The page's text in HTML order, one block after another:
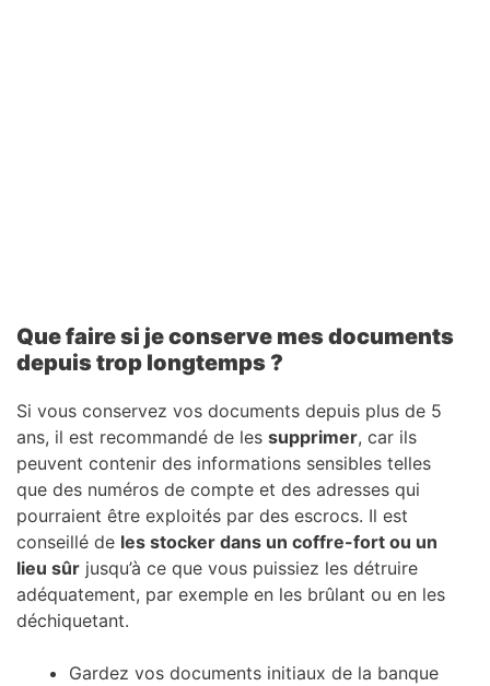
Que faire si je conserve mes documents
depuis trop longtemps ?
Si vous conservez vos documents depuis plus de 5
ans, il est recommandé de les supprimer, car ils
peuvent contenir des informations sensibles telles
que des numéros de compte et des adresses qui
pourraient être exploités par des escrocs. Il est
conseillé de les stocker dans un coffre-fort ou un
lieu sûr jusqu’à ce que vous puissiez les détruire
adéquatement, par exemple en les brûlant ou en les
déchiquetant.
Gardez vos documents initiaux de la banque